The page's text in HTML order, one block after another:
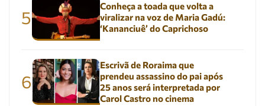
5
Conheça a toada que volta a
viralizar na voz de Maria Gadú:
‘Kananciuê’ do Caprichoso
6
Escrivã de Roraima que
prendeu assassino do pai após
25 anos será interpretada por
Carol Castro no cinema